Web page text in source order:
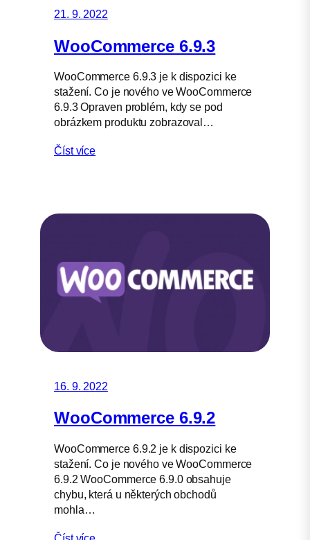
21. 9. 2022
WooCommerce 6.9.3
WooCommerce 6.9.3 je k dispozici ke
stažení. Co je nového ve WooCommerce
6.9.3 Opraven problém, kdy se pod
obrázkem produktu zobrazoval…
Číst více
16. 9. 2022
WooCommerce 6.9.2
WooCommerce 6.9.2 je k dispozici ke
stažení. Co je nového ve WooCommerce
6.9.2 WooCommerce 6.9.0 obsahuje
chybu, která u některých obchodů
mohla…